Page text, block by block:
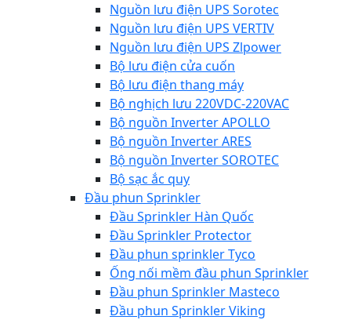
Nguồn lưu điện UPS Sorotec
Nguồn lưu điện UPS VERTIV
Nguồn lưu điện UPS Zlpower
Bộ lưu điện cửa cuốn
Bộ lưu điện thang máy
Bộ nghịch lưu 220VDC-220VAC
Bộ nguồn Inverter APOLLO
Bộ nguồn Inverter ARES
Bộ nguồn Inverter SOROTEC
Bộ sạc ắc quy
Đầu phun Sprinkler
Đầu Sprinkler Hàn Quốc
Đầu Sprinkler Protector
Đầu phun sprinkler Tyco
Ống nối mềm đầu phun Sprinkler
Đầu phun Sprinkler Masteco
Đầu phun Sprinkler Viking